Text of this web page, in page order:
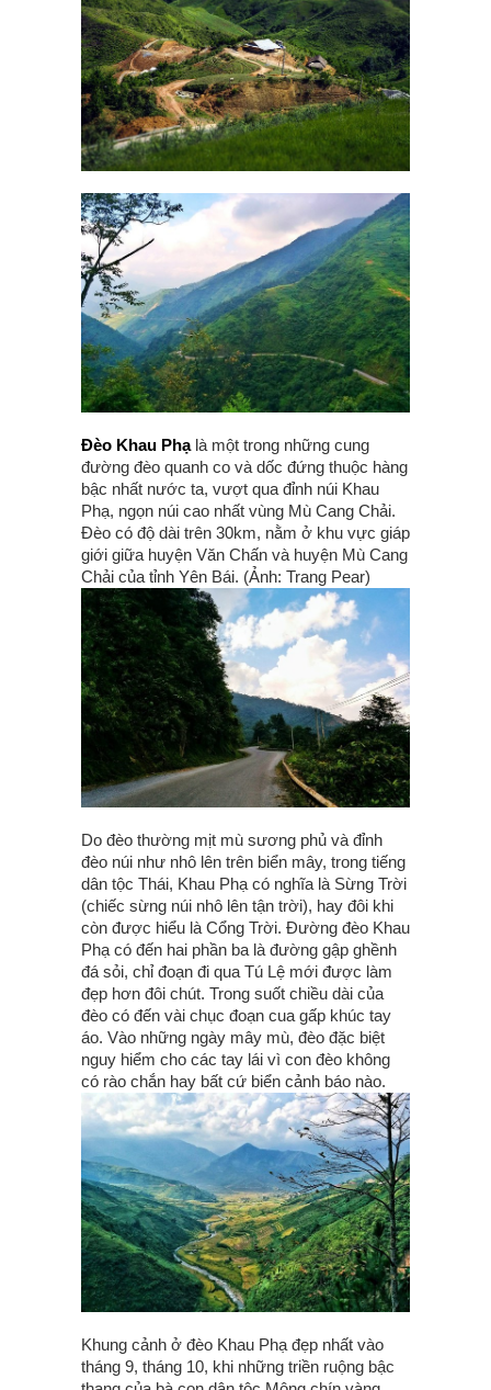
Đèo Khau Phạlà một trong những cung
đường đèo quanh co và dốc đứng thuộc hàng
bậc nhất nước ta, vượt qua đỉnh núi Khau
Phạ, ngọn núi cao nhất vùng Mù Cang Chải.
Đèo có độ dài trên 30km, nằm ở khu vực giáp
giới giữa huyện Văn Chấn và huyện Mù Cang
Chải của tỉnh Yên Bái. (Ảnh: Trang Pear)
Do đèo thường mịt mù sương phủ và đỉnh
đèo núi như nhô lên trên biển mây, trong tiếng
dân tộc Thái, Khau Phạ có nghĩa là Sừng Trời
(chiếc sừng núi nhô lên tận trời), hay đôi khi
còn được hiểu là Cổng Trời. Đường đèo Khau
Phạ có đến hai phần ba là đường gập ghềnh
đá sỏi, chỉ đoạn đi qua Tú Lệ mới được làm
đẹp hơn đôi chút. Trong suốt chiều dài của
đèo có đến vài chục đoạn cua gấp khúc tay
áo. Vào những ngày mây mù, đèo đặc biệt
nguy hiểm cho các tay lái vì con đèo không
có rào chắn hay bất cứ biển cảnh báo nào.
Khung cảnh ở đèo Khau Phạ đẹp nhất vào
tháng 9, tháng 10, khi những triền ruộng bậc